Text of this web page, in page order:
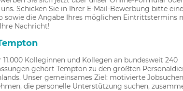
Schicken Sie in Ihrer E-Mail-Bewerbung bitte
sowie die Angabe Ihres möglichen Eintrittstermins
Nachricht!
11.000 Kolleginnen und Kollegen an bundesweit 240
gehört Tempton zu den größten
Unser gemeinsames Ziel: motivierte
die personelle Unterstützung suchen,